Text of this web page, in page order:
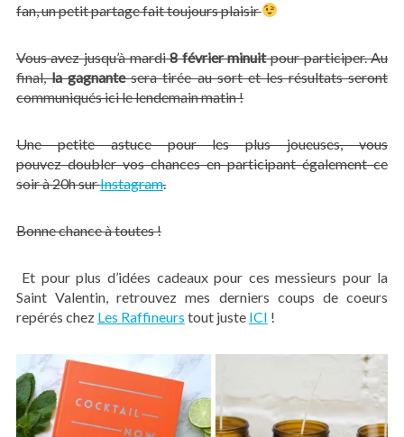
fan, un petit partage fait toujours plaisir
Vous avez jusqu’à mardi8 février minuitpour participer. Au
final,la gagnantesera tirée au sort et les résultats seront
communiqués ici le lendemain matin !
Une petite astuce pour les plus joueuses, vous
pouvez doubler vos chances en participant également ce
soir à 20h surInstagram.
Bonne chance à toutes !
Et pour plus d’idées cadeaux pour ces messieurs pour la
Saint Valentin, retrouvez mes derniers coups de coeurs
repérés chez Les Raffineurs tout juste ICI !